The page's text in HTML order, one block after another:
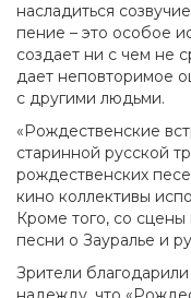
насладиться
пение – это особое
создает ни с чем не
дает неповторимое
с другими людьми.
«Рождественские
старинной русской
рождественских
кино коллективы
Кроме того, со
песни о Зауралье и
Зрители